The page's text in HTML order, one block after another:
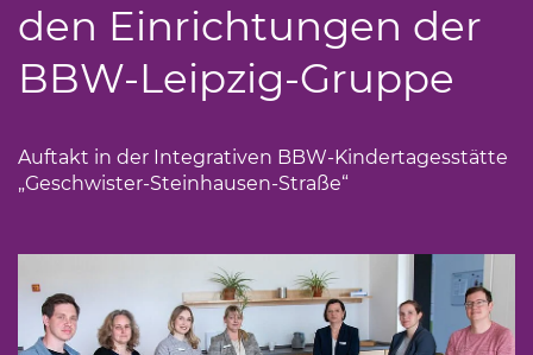
den Einrichtungen der
BBW-Leipzig-Gruppe
Auftakt in der Integrativen BBW-Kindertagesstätte
„Geschwister-Steinhausen-Straße“